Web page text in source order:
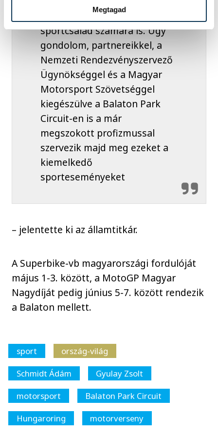
Megtagad
magyar, de a nemzetközi
sportcsalád számára is. Úgy
gondolom, partnereikkel, a
Nemzeti Rendezvényszervező
Ügynökséggel és a Magyar
Motorsport Szövetséggel
kiegészülve a Balaton Park
Circuit-en is a már
megszokott profizmussal
szervezik majd meg ezeket a
kiemelkedő
sporteseményeket
– jelentette ki az államtitkár.
A Superbike-vb magyarországi fordulóját
május 1-3. között, a MotoGP Magyar
Nagydíját pedig június 5-7. között rendezik
a Balaton mellett.
sport
ország-világ
Schmidt Ádám
Gyulay Zsolt
motorsport
Balaton Park Circuit
Hungaroring
motorverseny